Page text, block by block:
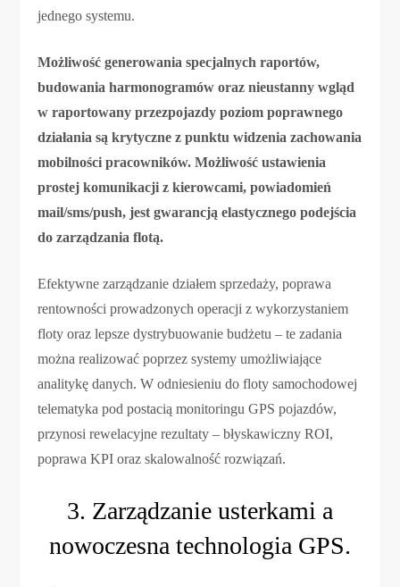
jednego systemu.
Możliwość generowania specjalnych raportów,
budowania harmonogramów oraz nieustanny wgląd
w raportowany przezpojazdy poziom poprawnego
działania są krytyczne z punktu widzenia zachowania
mobilności pracowników. Możliwość ustawienia
prostej komunikacji z kierowcami, powiadomień
mail/sms/push, jest gwarancją elastycznego podejścia
do zarządzania flotą.
Efektywne zarządzanie działem sprzedaży, poprawa
rentowności prowadzonych operacji z wykorzystaniem
floty oraz lepsze dystrybuowanie budżetu – te zadania
można realizować poprzez systemy umożliwiające
analitykę danych. W odniesieniu do floty samochodowej
telematyka pod postacią monitoringu GPS pojazdów,
przynosi rewelacyjne rezultaty – błyskawiczny ROI,
poprawa KPI oraz skalowalność rozwiązań.
3. Zarządzanie usterkami a
nowoczesna technologia GPS.